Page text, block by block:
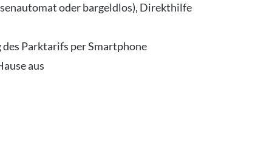
oder bargeldlos), Direkthilfe
Parktarifs per Smartphone
aus